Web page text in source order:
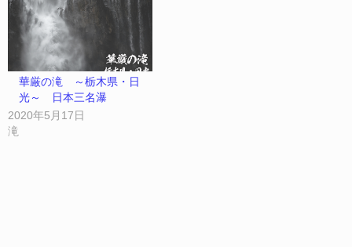
華厳の滝 ～栃木県・日
光～ 日本三名瀑
2020年5月17日
滝